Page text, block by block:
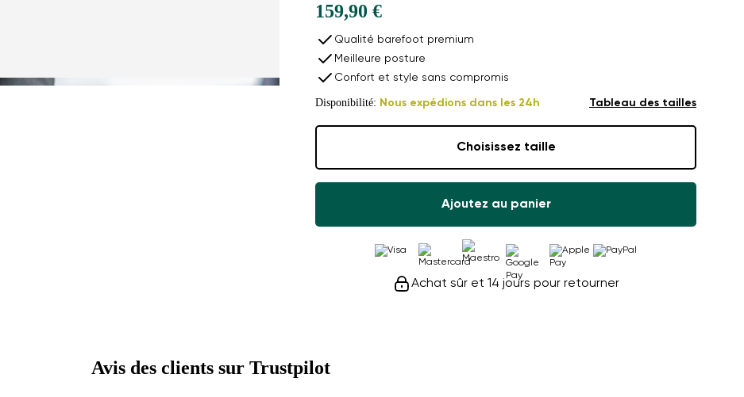
159,90 €
Qualité barefoot premium
Meilleure posture
Confort et style sans compromis
Disponibilité: Nous expédions dans les 24h Tableau des tailles
Choisissez taille
Ajoutez au panier
Achat sûr et 14 jours pour retourner
Avis des clients sur Trustpilot